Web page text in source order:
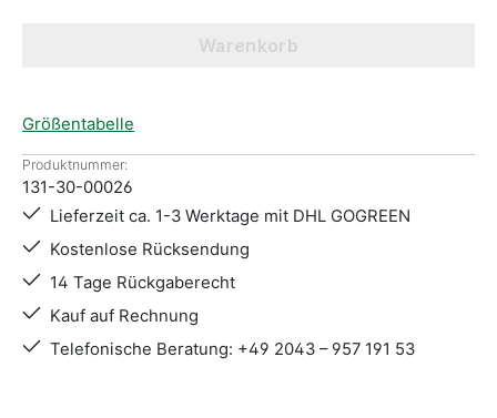
Warenkorb
Größentabelle
Produktnummer:
131-30-00026
Lieferzeit ca. 1-3 Werktage mit DHL GOGREEN
Kostenlose Rücksendung
14 Tage Rückgaberecht
Kauf auf Rechnung
Telefonische Beratung: +49 2043 – 957 191 53